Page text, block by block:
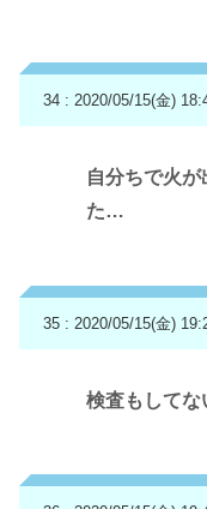
34 : 2020/05/15(金)
自分ちで火
た…
35 : 2020/05/15(金)
検査もしてな